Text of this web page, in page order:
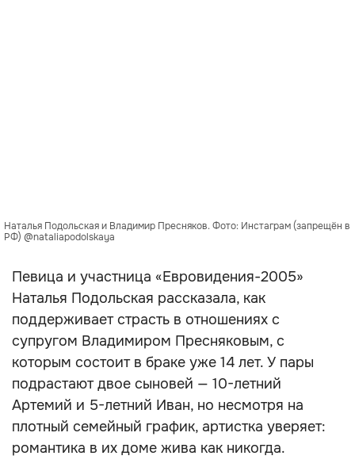
Наталья Подольская и Владимир Пресняков. Фото: Инстаграм (запрещён в
РФ) @nataliapodolskaya
Певица и участница «Евровидения-2005»
Наталья Подольская рассказала, как
поддерживает страсть в отношениях с
супругом Владимиром Пресняковым, с
которым состоит в браке уже 14 лет. У пары
подрастают двое сыновей — 10-летний
Артемий и 5-летний Иван, но несмотря на
плотный семейный график, артистка уверяет:
романтика в их доме жива как никогда.